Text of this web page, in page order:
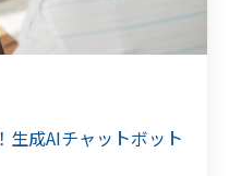
生成AIチャットボット